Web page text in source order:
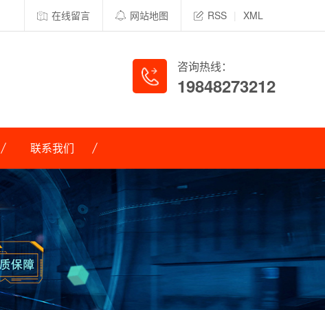
在线留言 网站地图 RSS XML
咨询热线：
19848273212
联系我们